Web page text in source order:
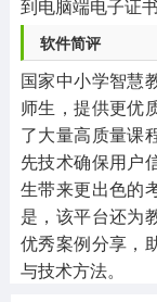
到电脑端电子证
软件简评
国家中小学智慧
师生，提供更优
了大量高质量课
先技术确保用户
生带来更出色的
是，该平台还为
优秀案例分享，
与技术方法。